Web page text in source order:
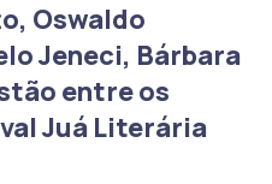
Oswaldo
Jeneci, Bárbara
entre os
Juá Literária